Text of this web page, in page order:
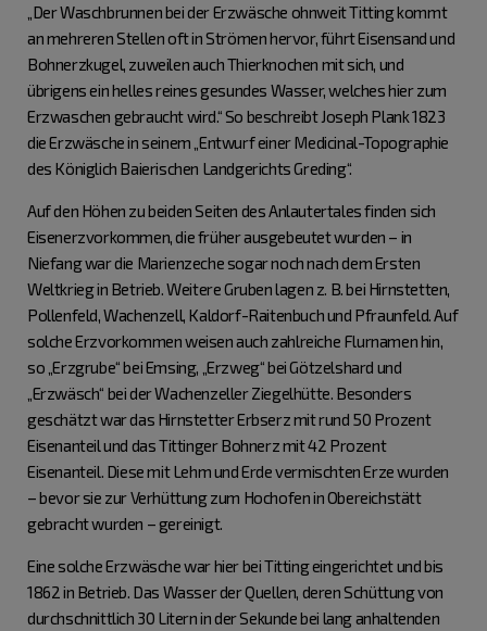
„Der Waschbrunnen bei der Erzwäsche ohnweit Titting kommt
an mehreren Stellen oft in Strömen hervor, führt Eisensand und
Bohnerzkugel, zuweilen auch Thierknochen mit sich, und
übrigens ein helles reines gesundes Wasser, welches hier zum
Erzwaschen gebraucht wird.“ So beschreibt Joseph Plank 1823
die Erzwäsche in seinem „Entwurf einer Medicinal-Topographie
des Königlich Baierischen Landgerichts Greding“.
Auf den Höhen zu beiden Seiten des Anlautertales finden sich
Eisenerzvorkommen, die früher ausgebeutet wurden – in
Niefang war die Marienzeche sogar noch nach dem Ersten
Weltkrieg in Betrieb. Weitere Gruben lagen z. B. bei Hirnstetten,
Pollenfeld, Wachenzell, Kaldorf-Raitenbuch und Pfraunfeld. Auf
solche Erzvorkommen weisen auch zahlreiche Flurnamen hin,
so „Erzgrube“ bei Emsing, „Erzweg“ bei Götzelshard und
„Erzwäsch“ bei der Wachenzeller Ziegelhütte. Besonders
geschätzt war das Hirnstetter Erbserz mit rund 50 Prozent
Eisenanteil und das Tittinger Bohnerz mit 42 Prozent
Eisenanteil. Diese mit Lehm und Erde vermischten Erze wurden
– bevor sie zur Verhüttung zum Hochofen in Obereichstätt
gebracht wurden – gereinigt.
Eine solche Erzwäsche war hier bei Titting eingerichtet und bis
1862 in Betrieb. Das Wasser der Quellen, deren Schüttung von
durchschnittlich 30 Litern in der Sekunde bei lang anhaltenden